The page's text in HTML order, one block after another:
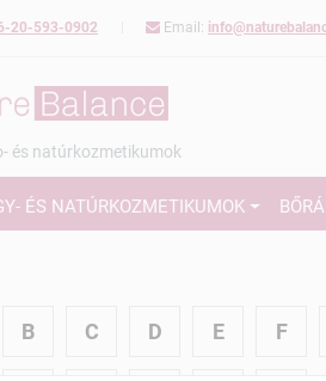
20-593-0902 Email:
és natúrkozmetikumok
ÉS NATÚRKOZMETIKUMOK
B C D E F